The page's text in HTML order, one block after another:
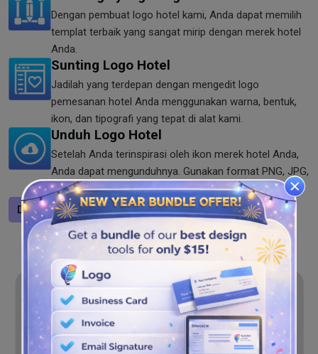
Dengan pembuat logo hotel kami, Anda dapat memilih
templat terbaik yang sangat mirip dengan merek hotel
Anda.
Sunting Logo Hotel
Jadilah yang terdepan dengan mengedit logo
pemesanan hotel Anda menggunakan warna, bentuk,
ikon, dan tipografi yang tepat di alat kami.
Unduh Logo Hotel
Setelah Anda terinspirasi oleh ikon merek hotel Anda,
Anda dapat mengunduhnya. Gunakan format PNG, JPG,
dan SVG untuk menyimpan logo Anda di alat kami.
Desain logo